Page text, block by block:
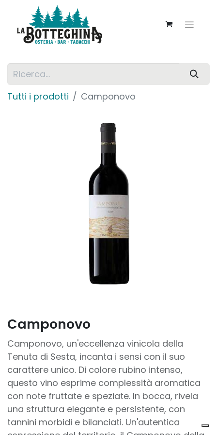
Tutti i prodotti Camponovo
Camponovo
Camponovo, un'eccellenza vinicola della
Tenuta di Sesta, incanta i sensi con il suo
carattere unico. Di colore rubino intenso,
questo vino esprime complessità aromatica
con note fruttate e speziate. In bocca, rivela
una struttura elegante e persistente, con
tannini morbidi e bilanciati. Un'autentica